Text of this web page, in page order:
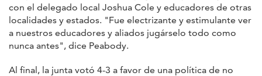
con el delegado local Joshua Cole y educadores de otras
localidades y estados. "Fue electrizante y estimulante ver
a nuestros educadores y aliados jugárselo todo como
nunca antes", dice Peabody.
Al final, la junta votó 4-3 a favor de una política de no